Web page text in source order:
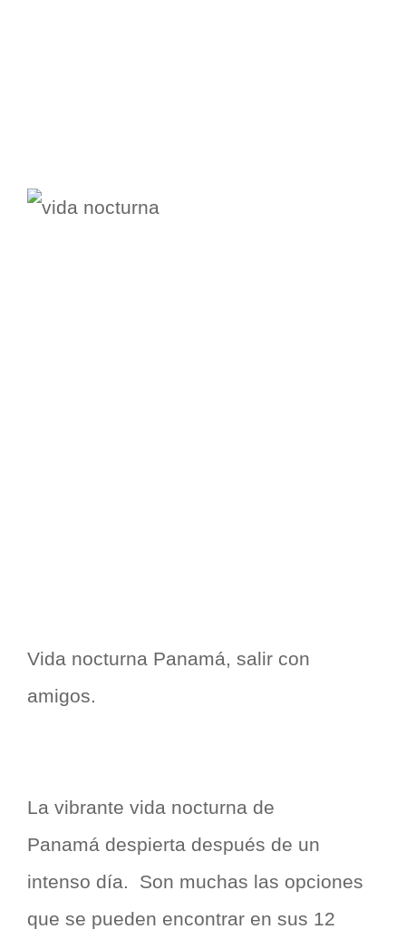
Vida nocturna Panamá, salir con
amigos.
La vibrante vida nocturna de
Panamá despierta después de un
intenso día. Son muchas las opciones
que se pueden encontrar en sus 12